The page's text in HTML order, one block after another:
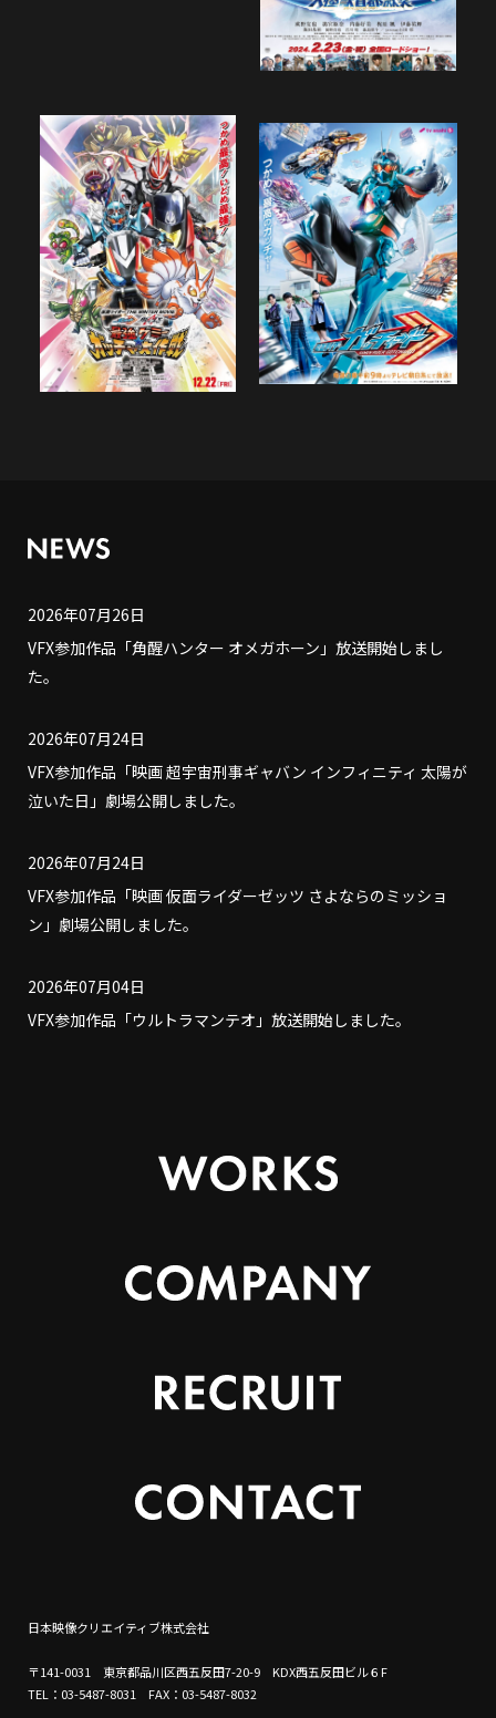
2026年07月26日
VFX参加作品「角醒ハンター オメガホーン」放送開始しまし
た。
2026年07月24日
VFX参加作品「映画 超宇宙刑事ギャバン インフィニティ 太陽が
泣いた日」劇場公開しました。
2026年07月24日
VFX参加作品「映画 仮面ライダーゼッツ さよならのミッショ
ン」劇場公開しました。
2026年07月04日
VFX参加作品「ウルトラマンテオ」放送開始しました。
日本映像クリエイティブ株式会社
〒141-0031 東京都品川区西五反田7-20-9 KDX西五反田ビル６F
TEL：03-5487-8031 FAX：03-5487-8032